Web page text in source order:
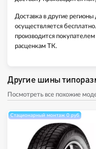
Доставка в другие
осуществляется
производится
расценкам ТК.
Другие шины
Посмотреть все похожие
Стационарный монтаж 0 руб